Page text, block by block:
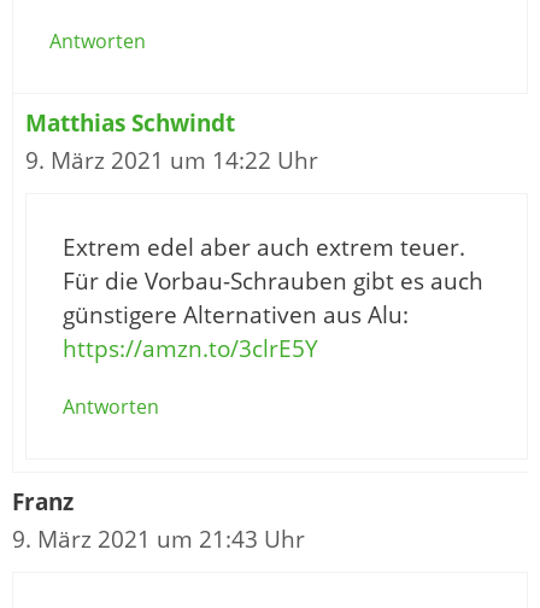
Antworten
Matthias Schwindt
9. März 2021 um 14:22 Uhr
Extrem edel aber auch extrem teuer.
Für die Vorbau-Schrauben gibt es auch
günstigere Alternativen aus Alu:
https://amzn.to/3clrE5Y
Antworten
Franz
9. März 2021 um 21:43 Uhr